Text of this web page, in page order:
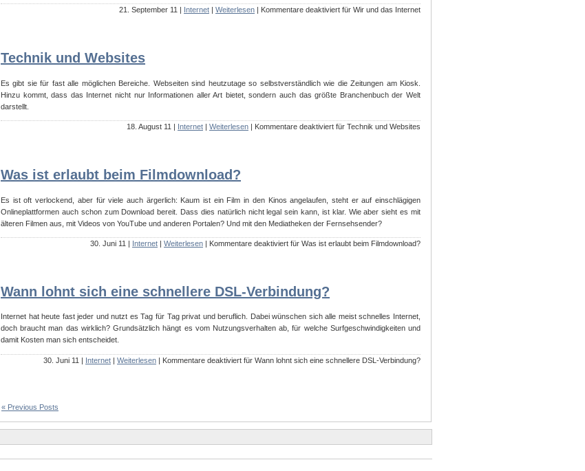
21. September 11 | Internet Weiterlesen Kommentare deaktiviert für Wir und das Internet
Technik und Websites
Es gibt sie für fast alle möglichen Bereiche. Webseiten sind heutzutage so selbstverständlich wie die Zeitungen am Kiosk.
Hinzu kommt, dass das Internet nicht nur Informationen aller Art bietet, sondern auch das größte Branchenbuch der Welt
darstellt.
18. August 11 | Internet | Weiterlesen | Kommentare deaktiviert für Technik und Websites
Was ist erlaubt beim Filmdownload?
Es ist oft verlockend, aber für viele auch ärgerlich: Kaum ist ein Film in den Kinos angelaufen, steht er auf einschlägigen
Onlineplattformen auch schon zum Download bereit. Dass dies natürlich nicht legal sein kann, ist klar. Wie aber sieht es mit
älteren Filmen aus, mit Videos von YouTube und anderen Portalen? Und mit den Mediatheken der Fernsehsender?
30. Juni 11 | Internet | Weiterlesen | Kommentare deaktiviert für Was ist erlaubt beim Filmdownload?
Wann lohnt sich eine schnellere DSL-Verbindung?
Internet hat heute fast jeder und nutzt es Tag für Tag privat und beruflich. Dabei wünschen sich alle meist schnelles Internet,
doch braucht man das wirklich? Grundsätzlich hängt es vom Nutzungsverhalten ab, für welche Surfgeschwindigkeiten und
damit Kosten man sich entscheidet.
30. Juni 11 | Internet | Weiterlesen | Kommentare deaktiviert für Wann lohnt sich eine schnellere DSL-Verbindung?
« Previous Posts